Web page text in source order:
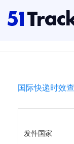
国际快递时效
发件国家